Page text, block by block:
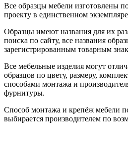
Все образцы мебели изготовлены
проекту в единственном
Образцы имеют названия для их
поиска по сайту, все названия
зарегистрированным товарным
Все мебельные изделия могут
образцов по цвету, размеру,
способами монтажа и
фурнитуры.
Способ монтажа и крепёж мебели
выбирается производителем по